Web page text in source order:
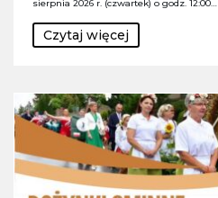
sierpnia 2026 r. (czwartek) o godz. 12:00…
Czytaj więcej